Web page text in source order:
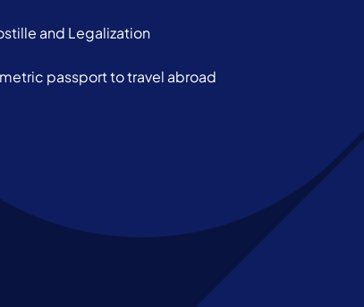
and Legalization
passport to travel abroad